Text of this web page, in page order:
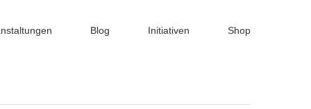
Blog Initiativen Shop